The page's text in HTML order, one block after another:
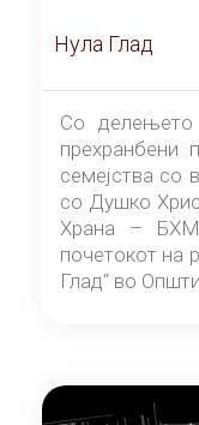
Нула Глад
Со
прехранбени
семејства со
со Душко
Храна – БХМ,
почетокот на
Глад“ во